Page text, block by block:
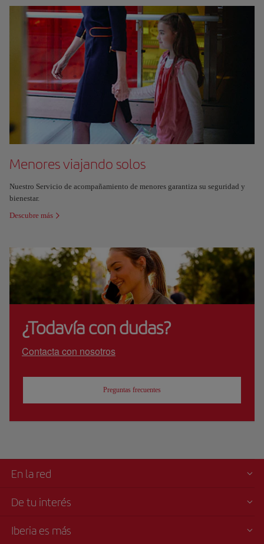
Menores viajando solos
Nuestro Servicio de acompañamiento de menores garantiza su seguridad y
bienestar.
Descubre más
¿Todavía con dudas?
Contacta con nosotros
Preguntas frecuentes
En la red
De tu interés
Iberia es más